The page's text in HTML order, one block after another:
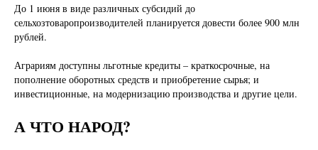
До 1 июня в виде различных субсидий до
сельхозтоваропроизводителей планируется довести более 900 млн
рублей.
Аграриям доступны льготные кредиты – краткосрочные, на
пополнение оборотных средств и приобретение сырья; и
инвестиционные, на модернизацию производства и другие цели.
А ЧТО НАРОД?